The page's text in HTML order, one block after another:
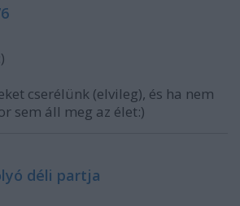
cserélünk (elvileg), és ha nem
sem áll meg az élet:)
déli partja